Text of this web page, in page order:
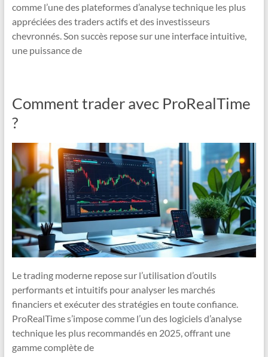
comme l’une des plateformes d’analyse technique les plus
appréciées des traders actifs et des investisseurs
chevronnés. Son succès repose sur une interface intuitive,
une puissance de
Comment trader avec ProRealTime
?
Le trading moderne repose sur l’utilisation d’outils
performants et intuitifs pour analyser les marchés
financiers et exécuter des stratégies en toute confiance.
ProRealTime s’impose comme l’un des logiciels d’analyse
technique les plus recommandés en 2025, offrant une
gamme complète de